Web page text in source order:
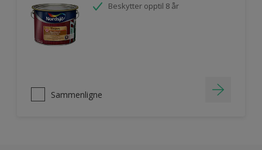
Beskytter opptil 8 år
Sammenligne